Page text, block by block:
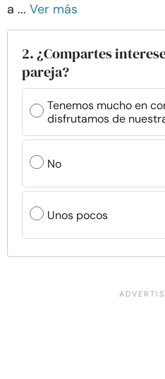
a ... Ver más
2. ¿Compartes
pareja?
Tenemos mucho en
disfrutamos de
No
Unos pocos